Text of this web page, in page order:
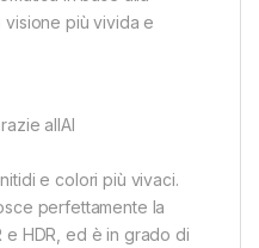
visione più vivida e
allAI
e colori più vivaci.
perfettamente la
e HDR, ed è in grado di